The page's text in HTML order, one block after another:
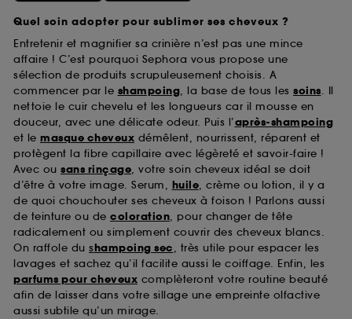
Quel soin adopter pour sublimer ses cheveux ?
Entretenir et magnifier sa crinière n’est pas une mince
affaire ! C’est pourquoi Sephora vous propose une
sélection de produits scrupuleusement choisis. A
commencer par le shampoing, la base de tous les soins. Il
nettoie le cuir chevelu et les longueurs car il mousse en
douceur, avec une délicate odeur. Puis l’après-shampoing
et le masque cheveux démêlent, nourrissent, réparent et
protègent la fibre capillaire avec légèreté et savoir-faire !
Avec ou sans rinçage, votre soin cheveux idéal se doit
d’être à votre image. Serum, huile, crème ou lotion, il y a
de quoi chouchouter ses cheveux à foison ! Parlons aussi
de teinture ou de coloration, pour changer de tête
radicalement ou simplement couvrir des cheveux blancs.
On raffole du shampoing sec, très utile pour espacer les
lavages et sachez qu’il facilite aussi le coiffage. Enfin, les
parfums pour cheveux complèteront votre routine beauté
afin de laisser dans votre sillage une empreinte olfactive
aussi subtile qu’un mirage.